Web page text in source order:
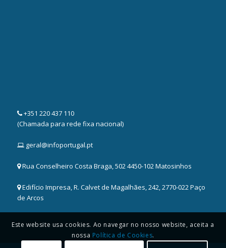
+351 220 437 110
(Chamada para rede fixa nacional)
geral@infoportugal.pt
Rua Conselheiro Costa Braga, 502 4450-102 Matosinhos
Edifício Impresa, R. Calvet de Magalhães, 242, 2770-022 Paço
de Arcos
Este website usa cookies. Ao navegar no nosso website, aceita a
nossa Política de Cookies.